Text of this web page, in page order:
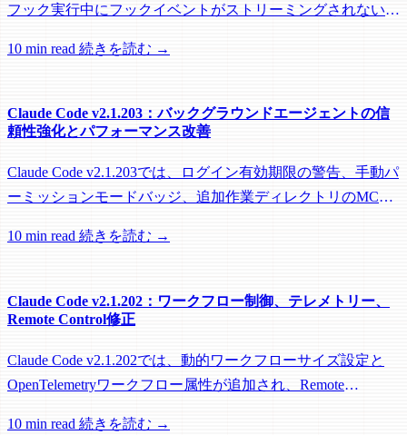
フック実行中にフックイベントがストリーミングされない問
収されるのを防ぐメンテナンスリリースです。
10 min read 続きを読む →
Claude Code v2.1.203：バックグラウンドエージェントの信
頼性強化とパフォーマンス改善
Claude Code v2.1.203では、ログイン有効期限の警告、手動パ
ーミッションモードバッジ、追加作業ディレクトリのMCP
パフォーマンスに関する多数の修正が含まれています。
10 min read 続きを読む →
Claude Code v2.1.202：ワークフロー制御、テレメトリー、
Remote Control修正
Claude Code v2.1.202では、動的ワークフローサイズ設定と
OpenTelemetryワークフロー属性が追加され、Remote
10 min read 続きを読む →